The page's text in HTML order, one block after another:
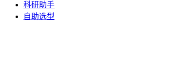
科研助手
自助选型